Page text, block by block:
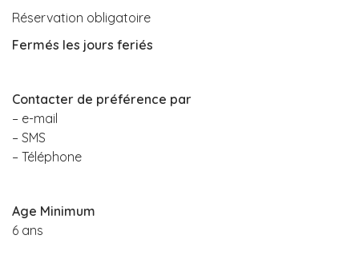
Réservation obligatoire
Fermés les jours feriés
Contacter de préférence par
– e-mail
– SMS
– Téléphone
Age Minimum
6 ans